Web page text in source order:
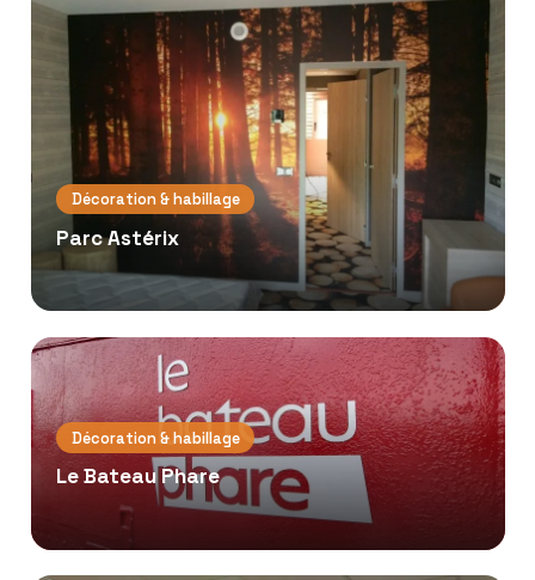
Décoration & habillage
Parc Astérix
Décoration & habillage
Le Bateau Phare